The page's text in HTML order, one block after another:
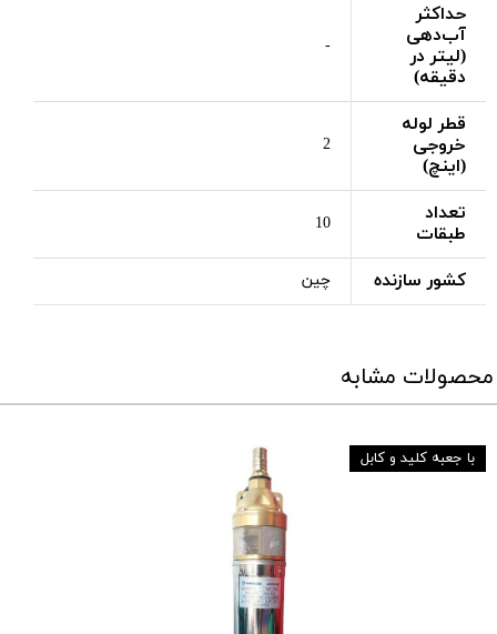
حداکثر
آب‌دهی
(لیتر در
دقیقه)
-
قطر لوله
خروجی
(اینچ)
2
تعداد
طبقات
10
کشور سازنده چین
محصولات مشابه
با جعبه کلید و کابل